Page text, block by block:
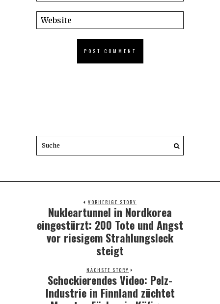
VORHERIGE STORY
Previous
post:
Nukleartunnel in Nordkorea
eingestürzt: 200 Tote und Angst
vor riesigem Strahlungsleck
steigt
NÄCHSTE STORY
Next
post:
Schockierendes Video: Pelz-
Industrie in Finnland züchtet